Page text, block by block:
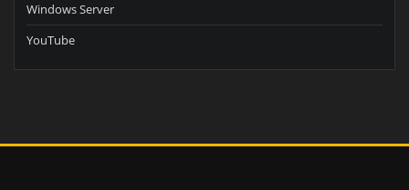
Windows Server
YouTube